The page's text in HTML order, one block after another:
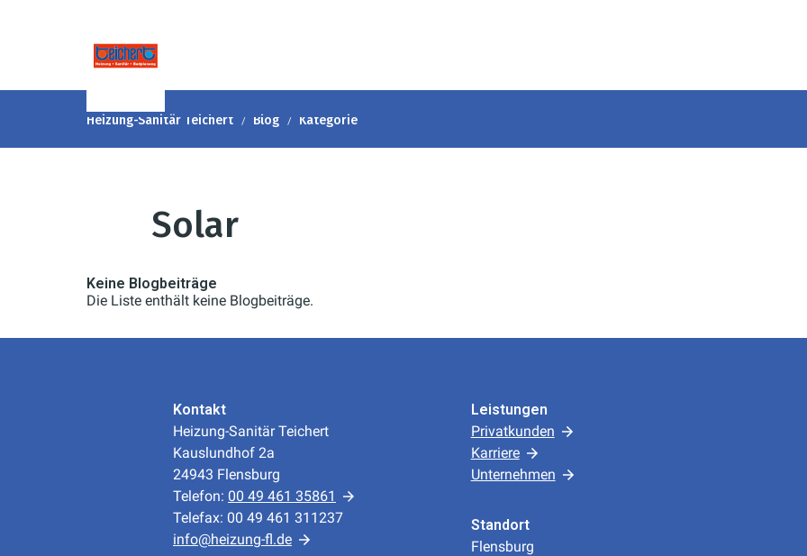
Heizung-Sanitär Teichert Blog Kategorie
Solar
Keine Blogbeiträge
Die Liste enthält keine Blogbeiträge.
Kontakt
Heizung-Sanitär Teichert
Kauslundhof 2a
24943 Flensburg
Telefon: 00 49 461 35861
Telefax: 00 49 461 311237
info@heizung-fl.de
Leistungen
Privatkunden
Karriere
Unternehmen
Standort
Flensburg